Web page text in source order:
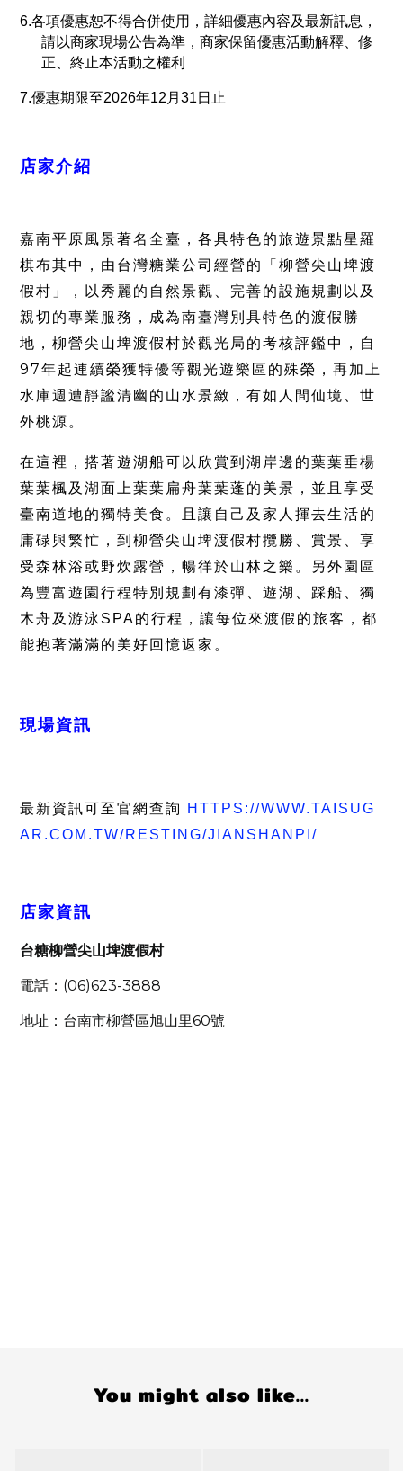
6.各項優惠恕不得合併使用，詳細優惠內容及最新訊息，
請以商家現場公告為準，商家保留優惠活動解釋、修
正、終止本活動之權利
7.優惠期限至2026年12月31日止
店家介紹
嘉南平原風景著名全臺，各具特色的旅遊景點星羅
棋布其中，由台灣糖業公司經營的「柳營尖山埤渡
假村」，以秀麗的自然景觀、完善的設施規劃以及
親切的專業服務，成為南臺灣別具特色的渡假勝
地，柳營尖山埤渡假村於觀光局的考核評鑑中，自
97年起連續榮獲特優等觀光遊樂區的殊榮，再加上
水庫週遭靜謐清幽的山水景緻，有如人間仙境、世
外桃源。
在這裡，搭著遊湖船可以欣賞到湖岸邊的葉葉垂楊
葉葉楓及湖面上葉葉扁舟葉葉蓬的美景，並且享受
臺南道地的獨特美食。且讓自己及家人揮去生活的
庸碌與繁忙，到柳營尖山埤渡假村攬勝、賞景、享
受森林浴或野炊露營，暢徉於山林之樂。另外園區
為豐富遊園行程特別規劃有漆彈、遊湖、踩船、獨
木舟及游泳 SPA的行程，讓每位來渡假的旅客，都
能抱著滿滿的美好回憶返家。
現場資訊
最新資訊可至官網查詢
HTTPS://WWW.TAISUG
AR.COM.TW/RESTING/JIANSHANPI/
店家資訊
台糖柳營尖山埤渡假村
電話： (06)623-3888
地址：台南市柳營區旭山里60號
You might also like...